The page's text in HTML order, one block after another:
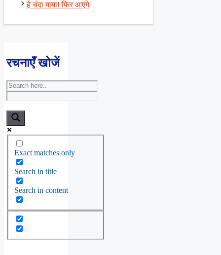
हे चंदा मामा! फिर आएंगे
रचनाएँ खोजें
Exact matches only
Search in title
Search in content